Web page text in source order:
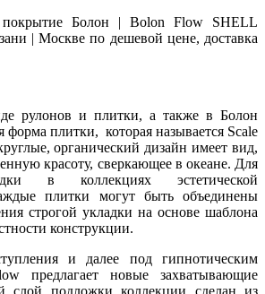
Болон | Bolon Flow SHELL
| Москве по дешевой цене, доставка
рулонов и плитки, а также в Болон
форма плитки, которая называется Scale
органический дизайн имеет вид,
красоту, сверкающее в океане. Для
в коллекциях эстетической
плитки могут быть объединены
строгой укладки на основе шаблона
конструкции.
и далее под гипнотическим
предлагает новые захватывающие
подложки коллекции сделан из